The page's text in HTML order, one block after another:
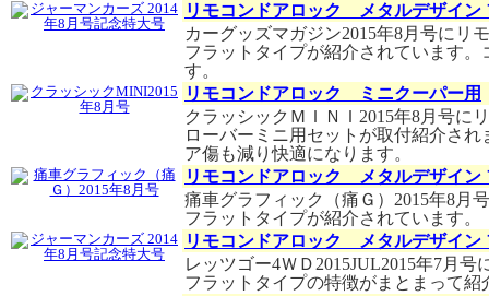
リモコンドアロック メタルデザイン
カーグッズマガジン2015年8月号に
フラットタイプが紹介されています
す。
リモコンドアロック ミニクーパー用
クラッシックＭＩＮＩ2015年8月号
ローバーミニ用セットが取付紹介さ
ア傷も減り快適になります。
リモコンドアロック メタルデザイン
痛車グラフィック（痛Ｇ）2015年8
フラットタイプが紹介されています。
リモコンドアロック メタルデザイン
レッツゴー4ＷＤ2015JUL2015年7月
フラットタイプの特徴がまとまって紹